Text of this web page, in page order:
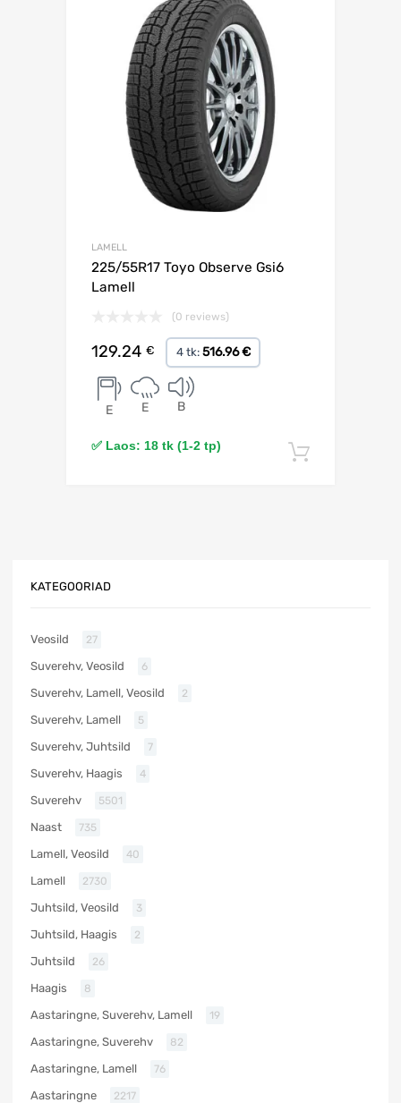
LAMELL
225/55R17 Toyo Observe Gsi6
Lamell
(0 reviews)
129.24 € 4 tk: 516.96 €
E E B
✅ Laos: 18 tk (1-2 tp)
KATEGOORIAD
Veosild 27
Suverehv, Veosild 6
Suverehv, Lamell, Veosild 2
Suverehv, Lamell 5
Suverehv, Juhtsild 7
Suverehv, Haagis 4
Suverehv 5501
Naast 735
Lamell, Veosild 40
Lamell 2730
Juhtsild, Veosild 3
Juhtsild, Haagis 2
Juhtsild 26
Haagis 8
Aastaringne, Suverehv, Lamell 19
Aastaringne, Suverehv 82
Aastaringne, Lamell 76
Aastaringne 2217